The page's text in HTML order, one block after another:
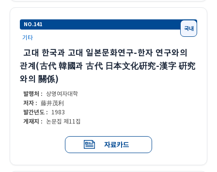
NO.141
기타
고대 한국과 고대 일본문화연구-한자 연구와의
관계(古代 韓國과 古代 日本文化硏究-漢字 硏究
와의 關係)
발행처 : 상명여자대학
저자 : 藤井茂利
발간년도 : 1983
게재지 : 논문집 제11집
자료카드
국내